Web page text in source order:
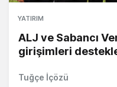
YATIRIM
ALJ ve Sabancı
girişimleri
Tuğçe İçözü